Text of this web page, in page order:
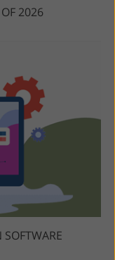
2026
SOFTWARE